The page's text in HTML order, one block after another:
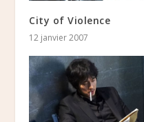
City of Violence
12 janvier 2007